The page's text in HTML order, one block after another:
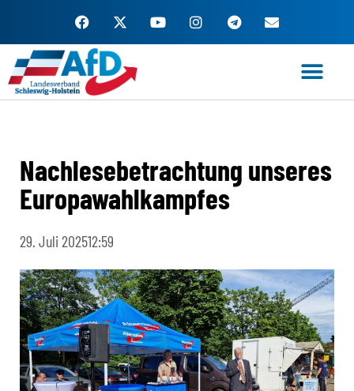
Zum
Inhalt
springen
Nachlesebetrachtung unseres
Europawahlkampfes
29. Juli 202512:59